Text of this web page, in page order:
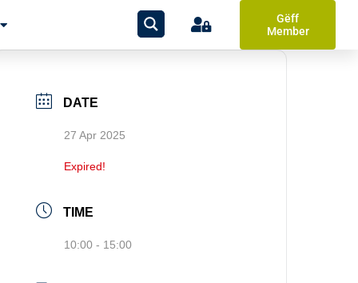
Gëff
Member
DATE
27 Apr 2025
Expired!
TIME
10:00 - 15:00